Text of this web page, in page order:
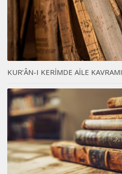
KUR’ÂN-I KERİMDE AİLE KAVRAMI